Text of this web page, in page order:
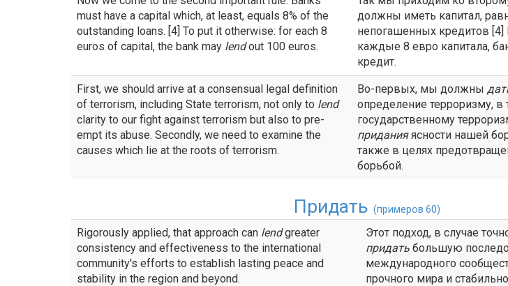
must have a capital which, at least, equals 8% of the
outstanding loans. [4] To put it otherwise: for each 8
euros of capital, the bank may lendout 100 euros.
должны иметь капитал,
непогашенных кредитов [4]
каждые 8 евро капитала,
кредит.
First, we should arrive at a consensual legal definition
of terrorism, including State terrorism, not only to lend
clarity to our fight against terrorism but also to pre-
empt its abuse. Secondly, we need to examine the
causes which lie at the roots of terrorism.
Во-первых, мы должны
определение терроризму, в
государственному
приданияясности нашей
также в целях
борьбой.
Придать (примеров 60)
Rigorously applied, that approach can lendgreater
consistency and effectiveness to the international
community's efforts to establish lasting peace and
stability in the region and beyond.
Этот подход, в случае
придать большую
международного
прочного мира и